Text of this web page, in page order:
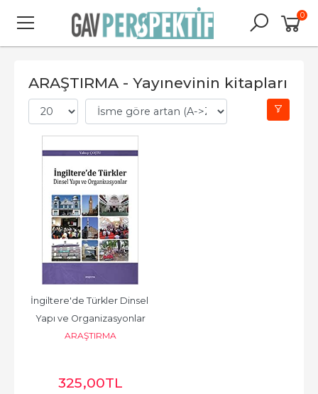
0
ARAŞTIRMA - Yayınevinin kitapları
İngiltere'de Türkler Dinsel
Yapı ve Organizasyonlar
ARAŞTIRMA
325,00TL